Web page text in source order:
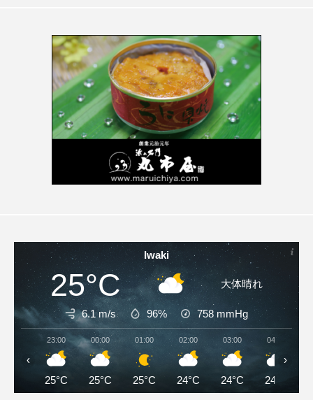
Iwaki
25°C 大体晴れ
6.1 m/s 96% 758 mmHg
23:00
25°C
00:00
25°C
01:00
25°C
02:00
24°C
03:00
24°C
04:00
24°C
‹ ›